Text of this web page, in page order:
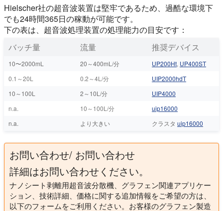
Hielscher社の超音波装置は堅牢であるため、過酷な環境下
でも24時間365日の稼動が可能です。
下の表は、超音波処理装置の処理能力の目安です：
バッチ量
流量 推奨デバイス
10〜2000mL 20～400mL/分 UP200Ht, UP400ST
0.1～20L
0.2～4L/分
UIP2000hdT
10～100L
2～10L/分
UIP4000
n.a.
10～100L/分
uip16000
n.a.
より大きい クラスタ uip16000
お問い合わせ/ お問い合わせ
詳細はお問い合わせください。
ナノシート剥離用超音波分散機、グラフェン関連アプリケー
ション、技術詳細、価格に関する追加情報をご希望の方は、
以下のフォームをご利用ください。お客様のグラフェン製造